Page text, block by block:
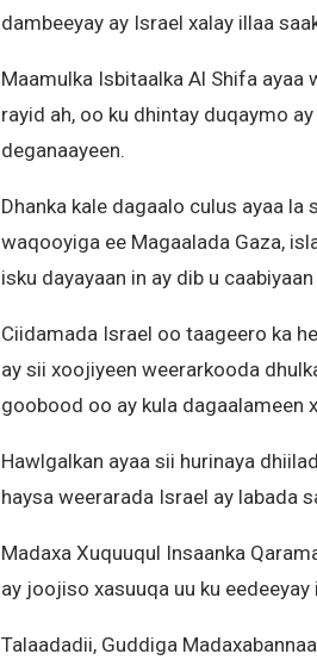
dambeeyay ay Israel xalay illaa
Maamulka Isbitaalka Al Shifa ayaa
rayid ah, oo ku dhintay duqaymo
deganaayeen.
Dhanka kale dagaalo culus ayaa
waqooyiga ee Magaalada Gaza,
isku dayayaan in ay dib u
Ciidamada Israel oo taageero ka
ay sii xoojiyeen weerarkooda
goobood oo ay kula dagaalameen
Hawlgalkan ayaa sii hurinaya
haysa weerarada Israel ay labada
Madaxa Xuquuqul Insaanka
ay joojiso xasuuqa uu ku
Talaadadii, Guddiga